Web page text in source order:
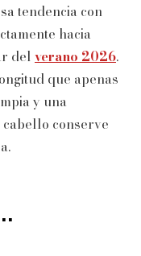
tendencia con
hacia
del verano 2026.
que apenas
y una
conserve